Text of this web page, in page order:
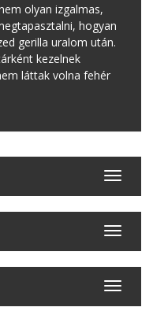
olyan izgalmas,
hogyan
gerilla uralom után.
kezelnek
láttak volna fehér
Toggle
Toggle
Toggle